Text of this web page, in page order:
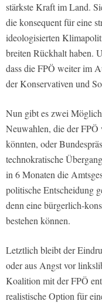
stärkste Kraft im Land.
die konsequent für eine
ideologisierten
breiten Rückhalt haben.
dass die FPÖ weiter im
der Konservativen und
Nun gibt es zwei
Neuwahlen, die der
könnten, oder
technokratische
in 6 Monaten die
politische Entscheidung
denn eine bürgerlich-
bestehen können.
Letztlich bleibt der
oder aus Angst vor
Koalition mit der FPÖ
realistische Option für